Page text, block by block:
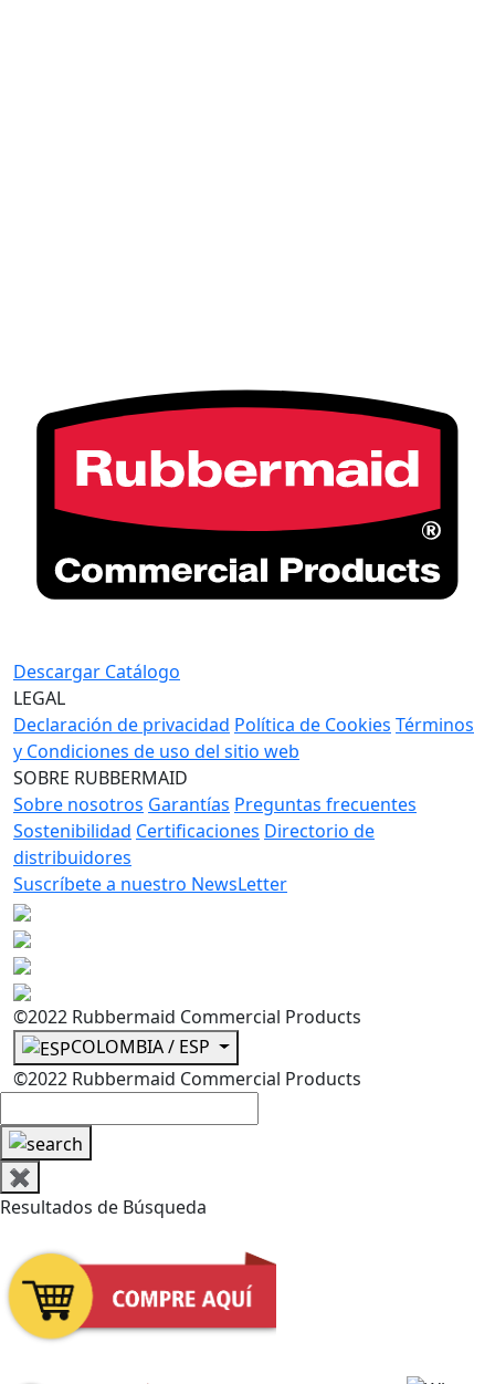
Descargar Catálogo
LEGAL
Declaración de privacidad Política de Cookies Términos
y Condiciones de uso del sitio web
SOBRE RUBBERMAID
Sobre nosotros Garantías Preguntas frecuentes
Sostenibilidad Certificaciones Directorio de
distribuidores
Suscríbete a nuestro NewsLetter
©2022 Rubbermaid Commercial Products
COLOMBIA / ESP
©2022 Rubbermaid Commercial Products
✖
Resultados de Búsqueda